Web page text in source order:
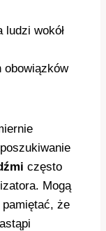
ludzi wokół
obowiązków
często
Mogą
że